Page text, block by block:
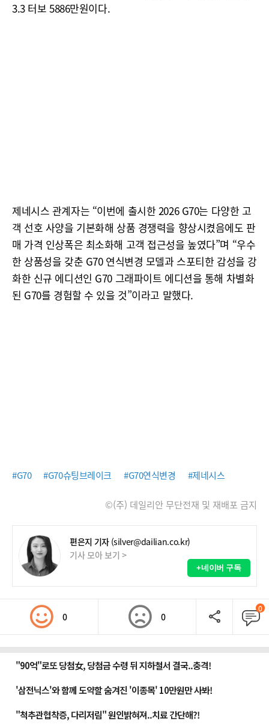
3.3 터보 5886만원이다.
제네시스 관계자는 “이번에 출시한 2026 G70는 다양한 고
객 선호 사양을 기본화해 상품 경쟁력을 향상시켰음에도 판
매 가격 인상폭은 최소화해 고객 접근성을 높였다”며 “우수
한 상품성을 갖춘 G70 연식변경 모델과 스포티한 감성을 강
화한 신규 에디션인 G70 그래파이트 에디션을 통해 차별화
된 G70를 경험할 수 있을 것”이라고 말했다.
#G70 #G70슈팅브레이크 #G70연식변경 #제네시스
©(주) 데일리안 무단전재 및 재배포 금지
편은지 기자 (silver@dailian.co.kr)
기사 모아 보기 >
+네이버 구독
0 0
0